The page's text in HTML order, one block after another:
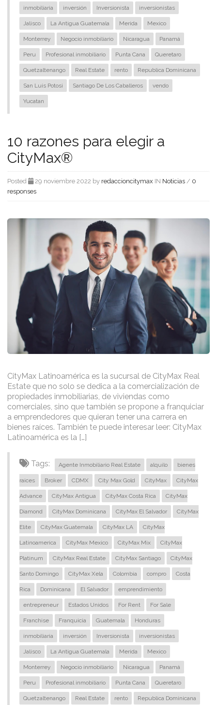
inmobiliaria inversión Inversionista inversionistas
Jalisco La Antigua Guatemala Merida Mexico
Monterrey Negocio inmobiliario Nicaragua Panamá
Peru Profesional inmobiliario Punta Cana Queretaro
Quetzaltenango Real Estate rento Republica Dominicana
San Luis Potosi Santiago De Los Caballeros vendo
Yucatan
10 razones para elegir a
CityMax®
Posted 29 noviembre 2022 by redaccioncitymax IN Noticias / 0
responses
CityMax Latinoamérica es la sucursal de CityMax Real
Estate que no solo se dedica a la comercialización de
propiedades inmobiliarias, de viviendas como
comerciales, sino que también se propone a franquiciar
a emprendedores que quieran tener una carrera en
bienes raíces. También te puede interesar leer: CityMax
Latinoamérica es la […]
Tags: Agente Inmobiliario Real Estate alquilo bienes
raices Broker CDMX City Max Gold CityMax CityMax
Advance CityMax Antigua CityMax Costa Rica CityMax
Diamond CityMax Dominicana CityMax El Salvador CityMax
Elite CityMax Guatemala CityMax LA CityMax
Latinoamerica CityMax Mexico CityMax Mix CityMax
Platinum CityMax Real Estate CityMax Santiago CityMax
Santo Domingo CityMax Xela Colombia compro Costa
Rica Dominicana El Salvador emprendimiento
entrepreneur Estados Unidos For Rent For Sale
Franchise Franquicia Guatemala Honduras
inmobiliaria inversión Inversionista inversionistas
Jalisco La Antigua Guatemala Merida Mexico
Monterrey Negocio inmobiliario Nicaragua Panamá
Peru Profesional inmobiliario Punta Cana Queretaro
Quetzaltenango Real Estate rento Republica Dominicana